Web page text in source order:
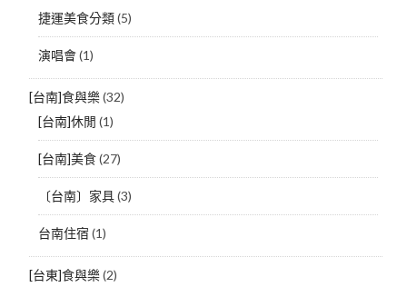
捷運美食分類(5)
演唱會(1)
[台南]食與樂(32)
[台南]休閒 (1)
[台南]美食(27)
〔台南〕家具(3)
台南住宿 (1)
[台東]食與樂(2)